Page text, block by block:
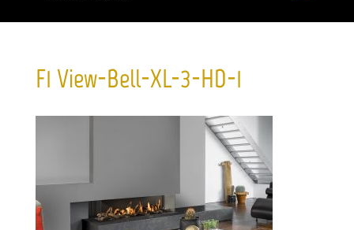
F1_View-Bell-XL-3-HD-1